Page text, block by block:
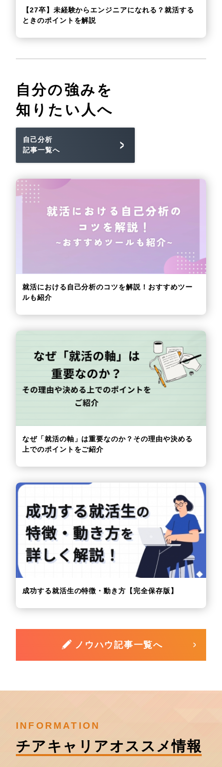
【27卒】未経験からエンジニアになれる？就活する
ときのポイントを解説
自分の強みを
知りたい人へ
自己分析
記事一覧へ
就活における自己分析のコツを解説！おすすめツー
ルも紹介
なぜ「就活の軸」は重要なのか？その理由や決める
上でのポイントをご紹介
成功する就活生の特徴・動き方【完全保存版】
ノウハウ記事一覧へ
INFORMATION
チアキャリアオススメ情報